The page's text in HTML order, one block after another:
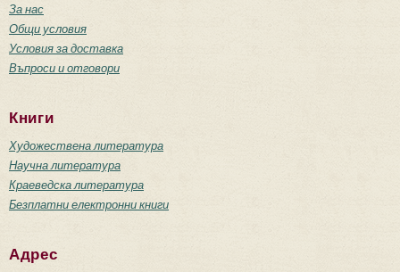
За нас
Общи условия
Условия за доставка
Въпроси и отговори
Книги
Художествена литература
Научна литература
Краеведска литература
Безплатни електронни книги
Адрес